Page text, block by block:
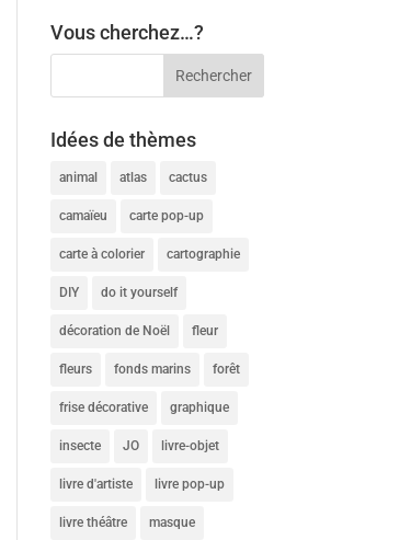
Vous cherchez…?
Idées de thèmes
animal atlas cactus
camaïeu carte pop-up
carte à colorier cartographie
DIY do it yourself
décoration de Noël fleur
fleurs fonds marins forêt
frise décorative graphique
insecte JO livre-objet
livre d'artiste livre pop-up
livre théâtre masque